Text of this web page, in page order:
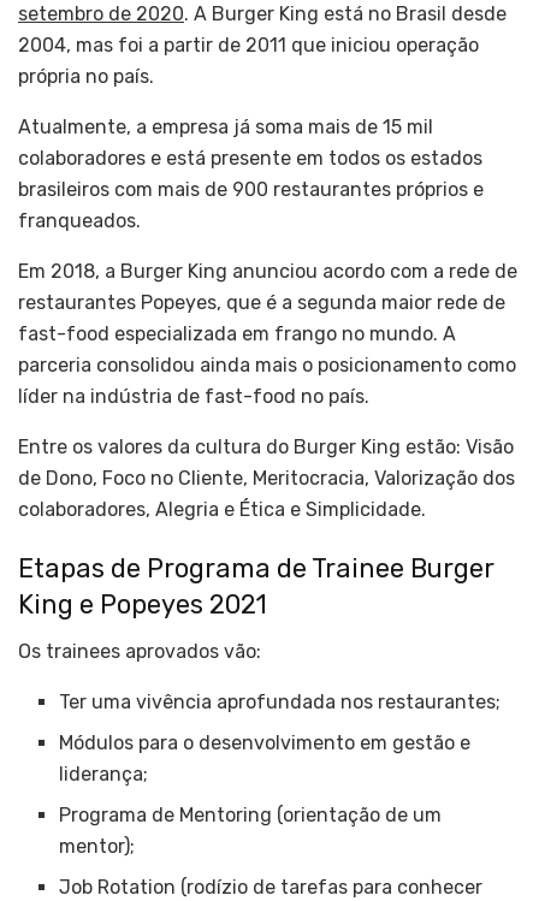
setembro de 2020. A Burger King está no Brasil desde
2004, mas foi a partir de 2011 que iniciou operação
própria no país.
Atualmente, a empresa já soma mais de 15 mil
colaboradores e está presente em todos os estados
brasileiros com mais de 900 restaurantes próprios e
franqueados.
Em 2018, a Burger King anunciou acordo com a rede de
restaurantes Popeyes, que é a segunda maior rede de
fast-food especializada em frango no mundo. A
parceria consolidou ainda mais o posicionamento como
líder na indústria de fast-food no país.
Entre os valores da cultura do Burger King estão: Visão
de Dono, Foco no Cliente, Meritocracia, Valorização dos
colaboradores, Alegria e Ética e Simplicidade.
Etapas de Programa de Trainee Burger
King e Popeyes 2021
Os trainees aprovados vão:
Ter uma vivência aprofundada nos restaurantes;
Módulos para o desenvolvimento em gestão e
liderança;
Programa de Mentoring (orientação de um
mentor);
Job Rotation (rodízio de tarefas para conhecer